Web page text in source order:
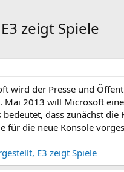
zeigt Spiele
wird der Presse und
2013 will Microsoft
dass zunächst
für die neue Konsole
E3 zeigt Spiele